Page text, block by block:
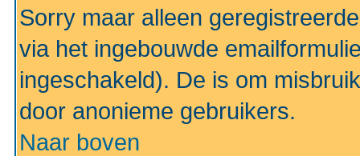
Sorry maar alleen
via het ingebouwde
ingeschakeld). De is om
door anonieme gebruikers.
Naar boven